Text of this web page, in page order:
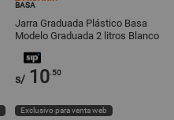
BASA
Jarra Graduada Plástico Basa
Modelo Graduada 2 litros Blanco
s/ 10.50
Exclusivo para venta web